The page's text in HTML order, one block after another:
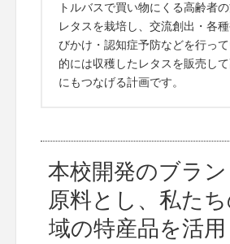
トルバスで買い物にくる高齢者
レタスを栽培し、交流創出・各
びかけ・認知症予防などを行っ
的には収穫したレタスを販売し
にもつなげる計画です。
本校開発のブラ
原料とし、私た
域の特産品を活